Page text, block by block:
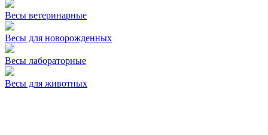
Весы ветеринарные
Весы для новорожденных
Весы лабораторные
Весы для животных